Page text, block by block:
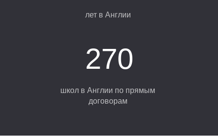
лет в Англии
270
школ в Англии по прямым
договорам